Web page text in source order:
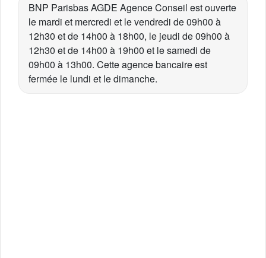
BNP Parisbas AGDE Agence Conseil est ouverte
le mardi et mercredi et le vendredi de 09h00 à
12h30 et de 14h00 à 18h00, le jeudi de 09h00 à
12h30 et de 14h00 à 19h00 et le samedi de
09h00 à 13h00. Cette agence bancaire est
fermée le lundi et le dimanche.